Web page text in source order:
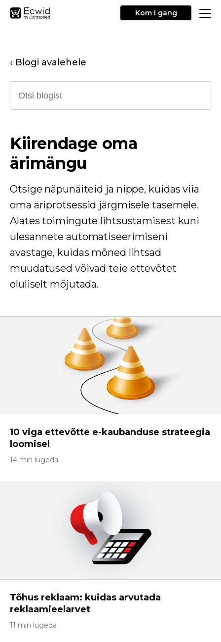
Kom i gang
‹ Blogi avalehele
Kiirendage oma
ärimängu
Otsige näpunäiteid ja nippe, kuidas viia
oma äriprotsessid järgmisele tasemele.
Alates toimingute lihtsustamisest kuni
ülesannete automatiseerimiseni
avastage, kuidas mõned lihtsad
muudatused võivad teie ettevõtet
oluliselt mõjutada.
10 viga ettevõtte e-kaubanduse strateegia
loomisel
14 min lugeda
Tõhus reklaam: kuidas arvutada
reklaamieelarvet
11 min lugeda